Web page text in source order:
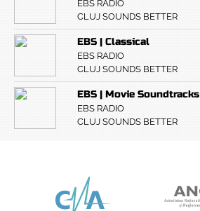
EBS RADIO
CLUJ SOUNDS BETTER
EBS | Classical
EBS RADIO
CLUJ SOUNDS BETTER
EBS | Movie Soundtracks
EBS RADIO
CLUJ SOUNDS BETTER